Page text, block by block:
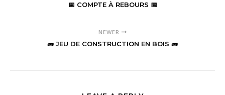
📅 COMPTE À REBOURS 📅
NEWER
🧱 JEU DE CONSTRUCTION EN BOIS 🧱